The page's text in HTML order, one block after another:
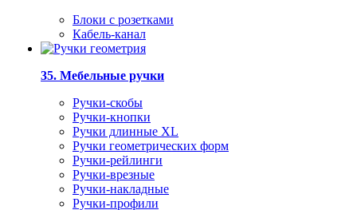
Блоки с розетками
Кабель-канал
35. Мебельные ручки
Ручки-скобы
Ручки-кнопки
Ручки длинные XL
Ручки геометрических форм
Ручки-рейлинги
Ручки-врезные
Ручки-накладные
Ручки-профили